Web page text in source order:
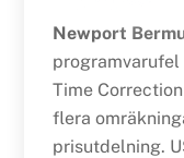
Newport
programvarufel
Time
flera
prisutdelning.